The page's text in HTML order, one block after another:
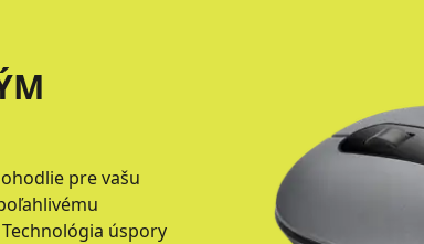
pre vašu
úspory